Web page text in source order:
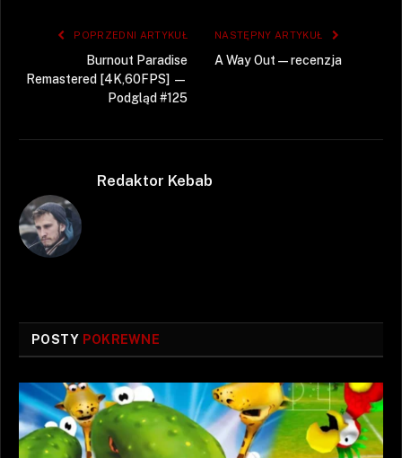
POPRZEDNI ARTYKUŁ
Burnout Paradise
Remastered [4K,60FPS] —
Podgląd #125
NASTĘPNY ARTYKUŁ
A Way Out — recenzja
Redaktor Kebab
POSTY POKREWNE